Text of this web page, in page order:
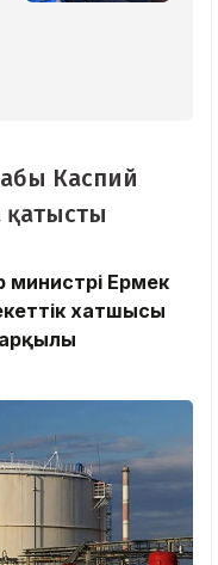
Каспий
министрі Ермек
хатшысы